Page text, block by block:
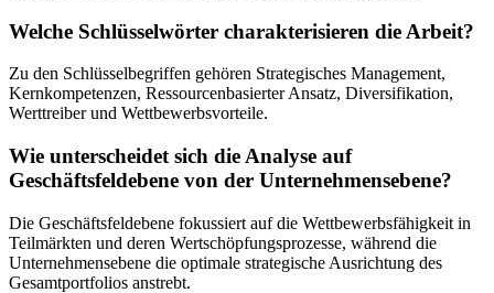
Welche Schlüsselwörter charakterisieren die Arbeit?
Zu den Schlüsselbegriffen gehören Strategisches Management,
Kernkompetenzen, Ressourcenbasierter Ansatz, Diversifikation,
Werttreiber und Wettbewerbsvorteile.
Wie unterscheidet sich die Analyse auf
Geschäftsfeldebene von der Unternehmensebene?
Die Geschäftsfeldebene fokussiert auf die Wettbewerbsfähigkeit in
Teilmärkten und deren Wertschöpfungsprozesse, während die
Unternehmensebene die optimale strategische Ausrichtung des
Gesamtportfolios anstrebt.